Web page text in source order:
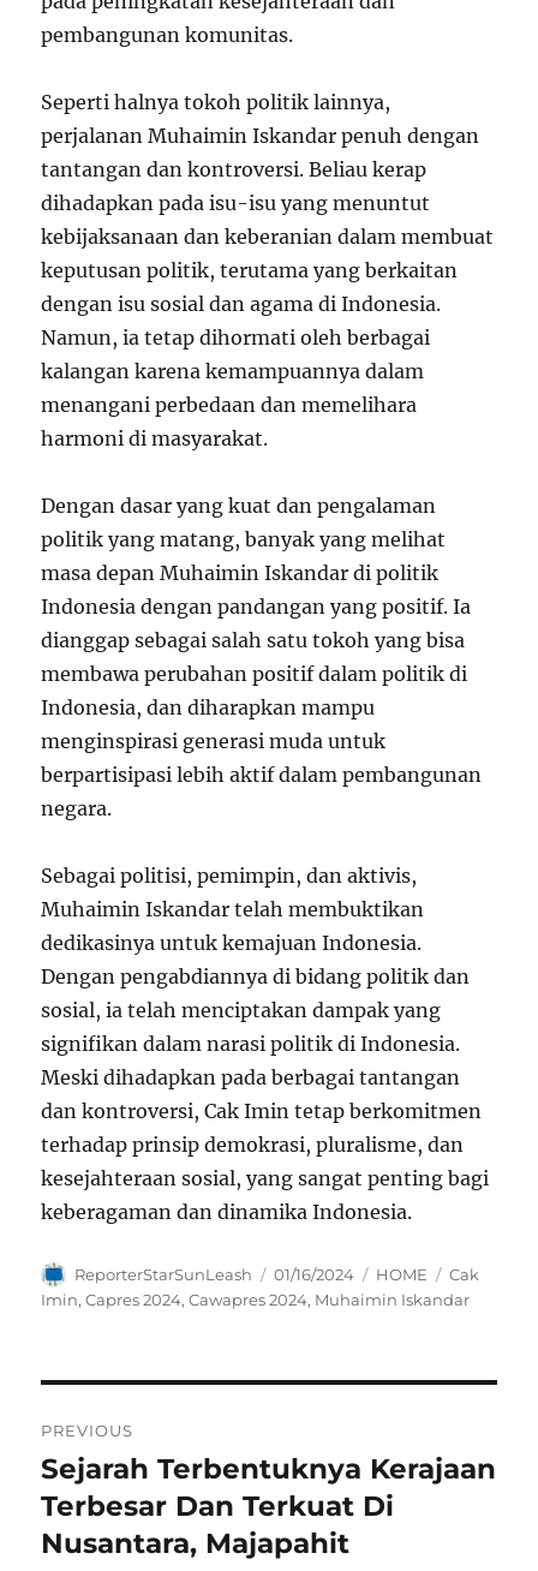
pembangunan komunitas.
Seperti halnya tokoh politik lainnya,
perjalanan Muhaimin Iskandar penuh dengan
tantangan dan kontroversi. Beliau kerap
dihadapkan pada isu-isu yang menuntut
kebijaksanaan dan keberanian dalam membuat
keputusan politik, terutama yang berkaitan
dengan isu sosial dan agama di Indonesia.
Namun, ia tetap dihormati oleh berbagai
kalangan karena kemampuannya dalam
menangani perbedaan dan memelihara
harmoni di masyarakat.
Dengan dasar yang kuat dan pengalaman
politik yang matang, banyak yang melihat
masa depan Muhaimin Iskandar di politik
Indonesia dengan pandangan yang positif. Ia
dianggap sebagai salah satu tokoh yang bisa
membawa perubahan positif dalam politik di
Indonesia, dan diharapkan mampu
menginspirasi generasi muda untuk
berpartisipasi lebih aktif dalam pembangunan
negara.
Sebagai politisi, pemimpin, dan aktivis,
Muhaimin Iskandar telah membuktikan
dedikasinya untuk kemajuan Indonesia.
Dengan pengabdiannya di bidang politik dan
sosial, ia telah menciptakan dampak yang
signifikan dalam narasi politik di Indonesia.
Meski dihadapkan pada berbagai tantangan
dan kontroversi, Cak Imin tetap berkomitmen
terhadap prinsip demokrasi, pluralisme, dan
kesejahteraan sosial, yang sangat penting bagi
keberagaman dan dinamika Indonesia.
Author
ReporterStarSunLeash
Posted
on
01/16/2024 Categories
HOME Tags
Cak
Imin,Capres 2024,Cawapres 2024, Muhaimin Iskandar
pos
PREVIOUS
Previous
post:
Sejarah Terbentuknya Kerajaan
Terbesar Dan Terkuat Di
Nusantara, Majapahit